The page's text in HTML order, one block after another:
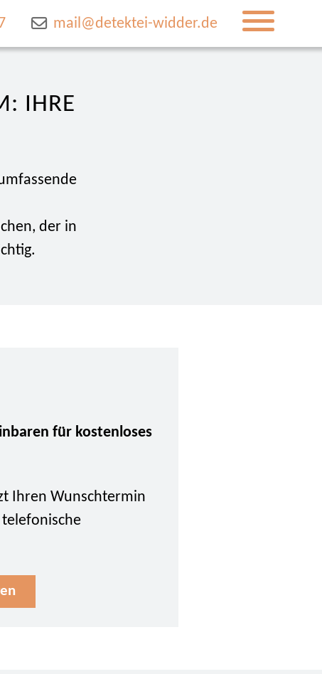
mail@detektei-widder.de
E
der in
für kostenloses
Ihren Wunschtermin